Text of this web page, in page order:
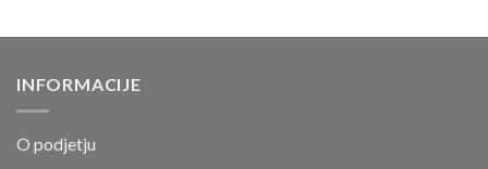
INFORMACIJE
O podjetju